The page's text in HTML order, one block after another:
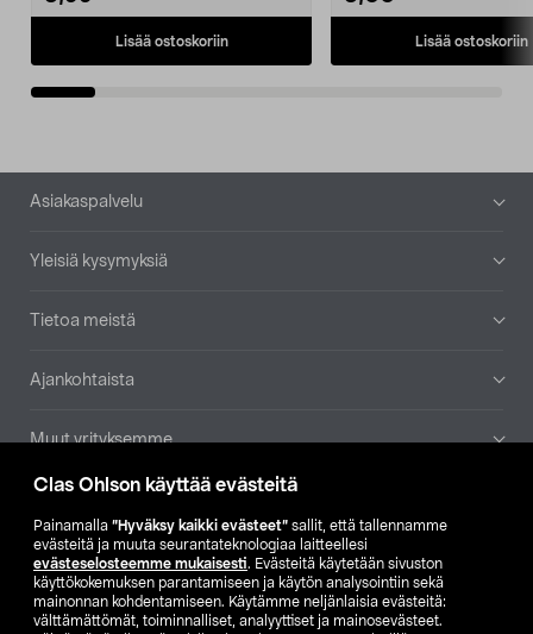
Clas Ohlson käyttää evästeitä
Painamalla ”Hyväksy kaikki evästeet” sallit, että tallennamme
evästeitä ja muuta seurantateknologiaa laitteellesi
evästeselosteemme mukaisesti. Evästeitä käytetään sivuston
käyttökokemuksen parantamiseen ja käytön analysointiin sekä
mainonnan kohdentamiseen. Käytämme neljänlaisia evästeitä:
välttämättömät, toiminnalliset, analyyttiset ja mainosevästeet.
Lisää ostoskoriin Lisää ostoskoriin
Alatunniste
Asiakaspalvelu
Yleisiä kysymyksiä
Tietoa meistä
Ajankohtaista
Muut yrityksemme
Etsi myymälä
SE NO FI
FI SV